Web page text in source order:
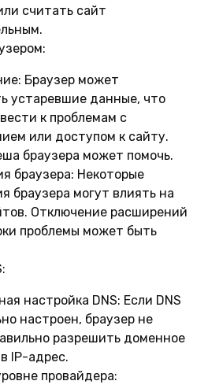
считать сайт
Браузер может
устаревшие данные, что
к проблемам с
или доступом к сайту.
браузера может помочь.
браузера: Некоторые
браузера могут влиять на
Отключение расширений
проблемы может быть
настройка DNS: Если DNS
настроен, браузер не
разрешить доменное
IP-адрес.
провайдера: